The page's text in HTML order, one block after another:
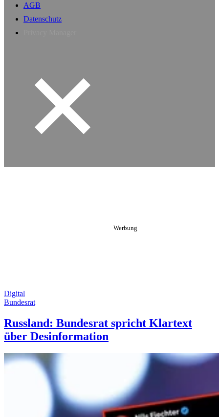
AGB
Datenschutz
Digital
Bundesrat
Russland: Bundesrat spricht Klartext
über Desinformation